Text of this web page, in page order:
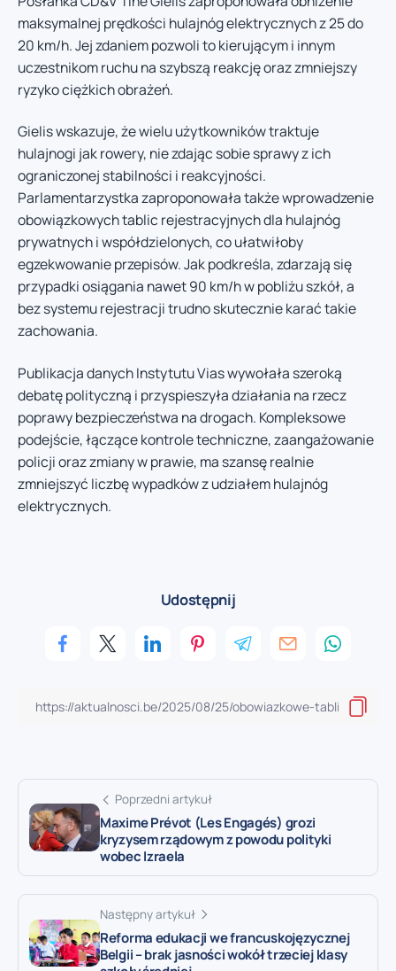
maksymalnej prędkości hulajnóg elektrycznych z 25 do
20 km/h. Jej zdaniem pozwoli to kierującym i innym
uczestnikom ruchu na szybszą reakcję oraz zmniejszy
ryzyko ciężkich obrażeń.
Gielis wskazuje, że wielu użytkowników traktuje
hulajnogi jak rowery, nie zdając sobie sprawy z ich
ograniczonej stabilności i reakcyjności.
Parlamentarzystka zaproponowała także wprowadzenie
obowiązkowych tablic rejestracyjnych dla hulajnóg
prywatnych i współdzielonych, co ułatwiłoby
egzekwowanie przepisów. Jak podkreśla, zdarzają się
przypadki osiągania nawet 90 km/h w pobliżu szkół, a
bez systemu rejestracji trudno skutecznie karać takie
zachowania.
Publikacja danych Instytutu Vias wywołała szeroką
debatę polityczną i przyspieszyła działania na rzecz
poprawy bezpieczeństwa na drogach. Kompleksowe
podejście, łączące kontrole techniczne, zaangażowanie
policji oraz zmiany w prawie, ma szansę realnie
zmniejszyć liczbę wypadków z udziałem hulajnóg
elektrycznych.
Udostępnij
Poprzedni artykuł
Maxime Prévot (Les Engagés) grozi
kryzysem rządowym z powodu polityki
wobec Izraela
Następny artykuł
Reforma edukacji we francuskojęzycznej
Belgii – brak jasności wokół trzeciej klasy